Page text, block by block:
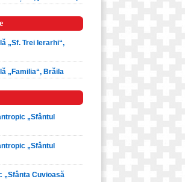
„Sf. Trei Ierarhi“,
„Familia“, Brăila
„Sfântul
„Sfântul
„Sfânta Cuvioasă